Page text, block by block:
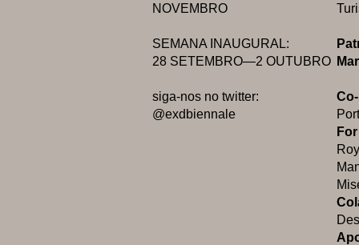
NOVEMBRO
SEMANA INAUGURAL:
28 SETEMBRO—2 OUTUBRO
siga-nos no twitter:
@exdbiennale